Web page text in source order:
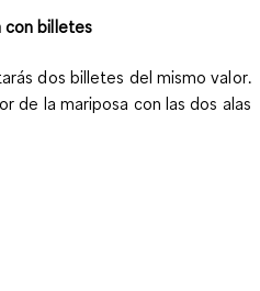
con billetes
dos billetes del mismo valor.
de la mariposa con las dos alas